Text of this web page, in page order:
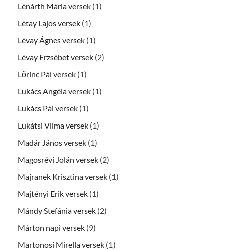
Lénárth Mária versek (1)
Létay Lajos versek (1)
Lévay Ágnes versek (1)
Lévay Erzsébet versek (2)
Lőrinc Pál versek (1)
Lukács Angéla versek (1)
Lukács Pál versek (1)
Lukátsi Vilma versek (1)
Madár János versek (1)
Magosrévi Jolán versek (2)
Majranek Krisztina versek (1)
Majtényi Erik versek (1)
Mándy Stefánia versek (2)
Márton napi versek (9)
Martonosi Mirella versek (1)